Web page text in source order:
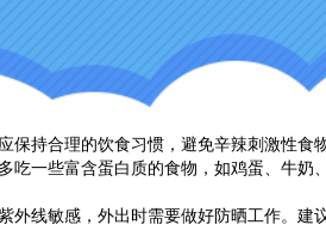
持合理的饮食习惯，避免辛辣刺激性食
吃一些富含蛋白质的食物，如鸡蛋、牛奶
线敏感，外出时需要做好防晒工作。建